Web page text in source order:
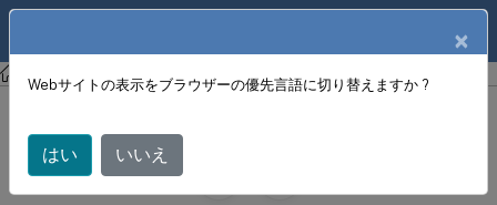
XenCenter XenCenter
仮想マシンの作成
June 18, 2024
X
×
Webサイトの表示をブラウザーの優先言語に切り替えますか ?
はい いいえ